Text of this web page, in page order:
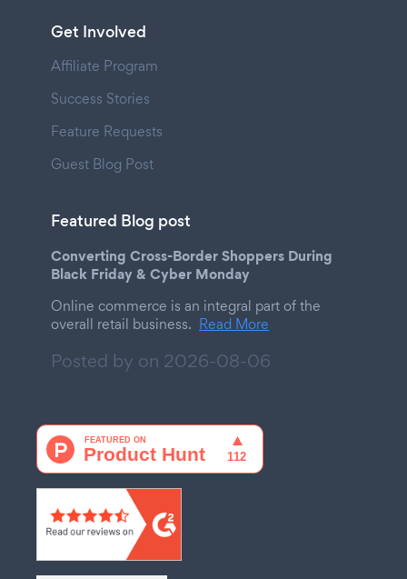
Get Involved
Affiliate Program
Success Stories
Feature Requests
Guest Blog Post
Featured Blog post
Converting Cross-Border Shoppers During
Black Friday & Cyber Monday
Online commerce is an integral part of the
overall retail business. Read More
Posted by on 2026-08-06